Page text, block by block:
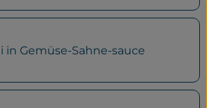
in Gemüse-Sahne-sauce